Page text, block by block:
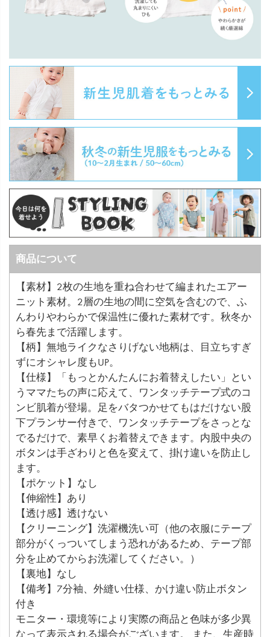
商品について
【素材】2枚の生地を重ね合わせて編まれたエアー
ニット素材。2層の生地の間に空気を含むので、ふ
んわりやわらかで保温性に優れた素材です。秋冬か
ら春先まで活躍します。
【柄】無地ライクなさりげない地柄は、目立ちすぎ
ずにオシャレ度もUP。
【仕様】「もっとかんたんにお着替えしたい」とい
うママたちの声に応えて、ワンタッチテープ式のコ
ンビ肌着が登場。足をバタつかせてもはだけない股
下プランサー付きで、ワンタッチテープをさっとな
でるだけで、素早くお着替えできます。内股中央の
ボタンは手ざわりと色を変えて、掛け違いを防止し
ます。
【ポケット】なし
【伸縮性】あり
【透け感】透けない
【クリーニング】洗濯機洗い可（他の衣服にテープ
部分がくっついてしまう恐れがあるため、テープ部
分を止めてからお洗濯してください。）
【裏地】なし
【備考】7分袖、外縫い仕様、かけ違い防止ボタン
付き
モニター・環境等により実際の商品と色味が多少異
なって表示される場合がございます。 また、生産時